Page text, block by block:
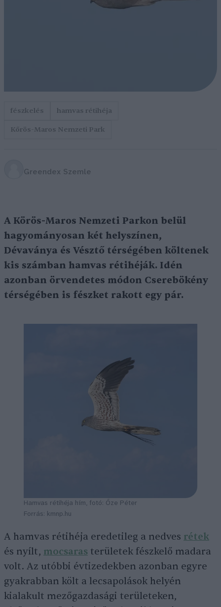
fészkelés
hamvas rétihéja
Kőrös-Maros Nemzeti Park
Greendex Szemle
A Körös-Maros Nemzeti Parkon belül
hagyományosan két helyszínen,
Dévaványa és Vésztő térségében költenek
kis számban hamvas rétihéják. Idén
azonban örvendetes módon Cserebökény
térségében is fészket rakott egy pár.
Hamvas rétihéja hím, fotó: Őze Péter
Forrás: kmnp.hu
A hamvas rétihéja eredetileg a nedves rétek
és nyílt, mocsaras területek fészkelő madara
volt. Az utóbbi évtizedekben azonban egyre
gyakrabban költ a lecsapolások helyén
kialakult mezőgazdasági területeken,